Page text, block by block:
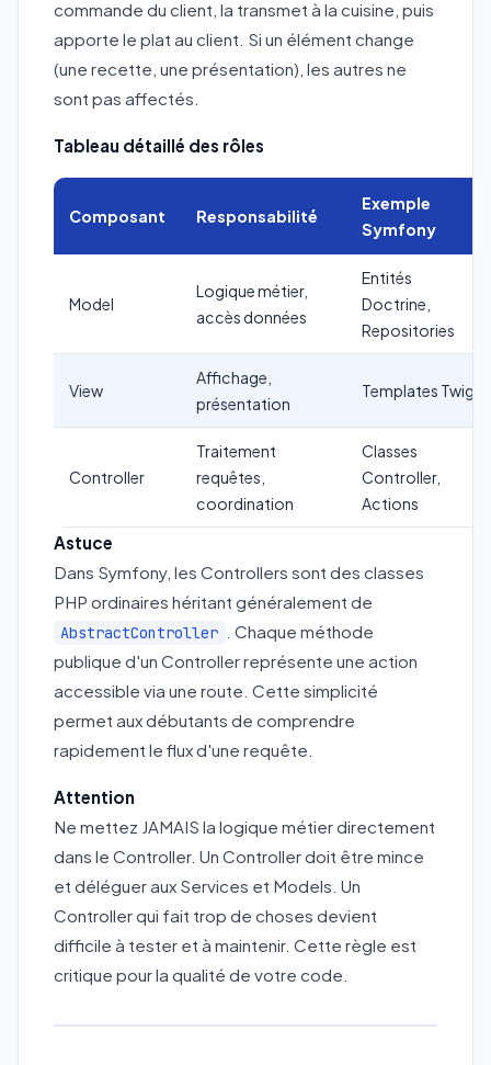
commande du client, la transmet à la cuisine, puis
apporte le plat au client. Si un élément change
(une recette, une présentation), les autres ne
sont pas affectés.
Tableau détaillé des rôles
Composant Responsabilité
Exemple
Symfony
Model
Logique métier,
accès données
Entités
Doctrine,
Repositories
View
Affichage,
présentation
Templates Twig
Controller
Traitement
requêtes,
coordination
Classes
Controller,
Actions
Astuce
Dans Symfony, les Controllers sont des classes
PHP ordinaires héritant généralement de
AbstractController
. Chaque méthode
publique d'un Controller représente une action
accessible via une route. Cette simplicité
permet aux débutants de comprendre
rapidement le flux d'une requête.
Attention
Ne mettez JAMAIS la logique métier directement
dans le Controller. Un Controller doit être mince
et déléguer aux Services et Models. Un
Controller qui fait trop de choses devient
difficile à tester et à maintenir. Cette règle est
critique pour la qualité de votre code.